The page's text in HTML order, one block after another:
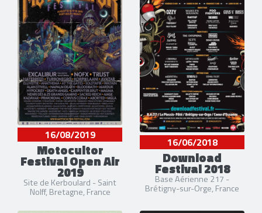
16/08/2019
Motocultor
Festival Open Air
2019
Site de Kerboulard - Saint
Nolff, Bretagne, France
16/06/2018
Download
Festival 2018
Base Aérienne 217 -
Brétigny-sur-Orge, France